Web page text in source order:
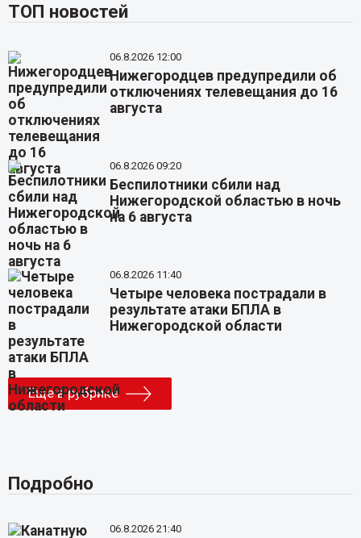
ТОП новостей
06.8.2026 12:00
Нижегородцев предупредили об
отключениях телевещания до 16
августа
06.8.2026 09:20
Беспилотники сбили над
Нижегородской областью в ночь
на 6 августа
06.8.2026 11:40
Четыре человека пострадали в
результате атаки БПЛА в
Нижегородской области
Еще в рубрике
Подробно
06.8.2026 21:40